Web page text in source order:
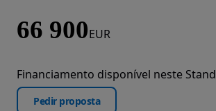
66 900EUR
Financiamento disponível neste Stand
Pedir proposta